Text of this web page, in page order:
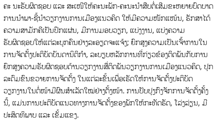
ຄະ ນະຮັບຜິດຊອບ ແລະ ສະເໜີໃຫ້ຄະນະພັກ-ຄະນະນໍາສືບຕໍ່ເສີມຂະຫຍາຍບົດບາດ
ການນໍາພາ-ຊີ້ນໍາວຽກງານການເມືອງແນວຄິດ ໃຫ້ມີຄວາມໜັກແໜ້ນ, ຮັກສາໄດ້
ຄວາມສາມັກຄີເປັນປຶກແຜ່ນ, ມີການມອບວຽກ, ແບ່ງງານ, ແບ່ງຄວາມ
ຮັບຜິດຊອບໃຫ້ແຕ່ລະບຸກຄົນຢ່າງລະອຽດຈະແຈ້ງ; ຍົກສູງຄວາມເປັນເຈົ້າການໃນ
ການຈັດຕັ້ງປະຕິບັດບັນດານິຕິກໍາ, ລະບຽບຫລັກການທີ່ກ່ຽວຂ້ອງຕິດພັນກັບການ
ຍົກສູງຄວາມຮັບຜິດຊອບດ້ານວຽກງານສື່ຕິດພັນວຽກງານການເມືອງແນວຄິດ, ປຸກ
ລະດົມຂົນຂວາຍການຈັດຕັ້ງ ໃນແຕ່ລະຂັ້ນເພື່ອເຮັດໃຫ້ການຈັດຕັ້ງປະຕິບັດ
ວຽກງານໃນຕໍ່ໜ້າມີຜົນສໍາເລັດໃໝ່ຢ່າງຕັ້ງໜ້າ. ການປັບປຸງກົງຈັກການຈັດຕັ້ງຄັ້ງ
ນີ້, ແມ່ນການປະຕິບັດແນວທາງການຈັດຕັ້ງຂອງພັກໃຫ້ກະທັດຮັດ, ໂລ່ງລ່ຽນ, ມີ
ປະສິດທິພາບ ແລະ ເຂັ້ມແຂງ.